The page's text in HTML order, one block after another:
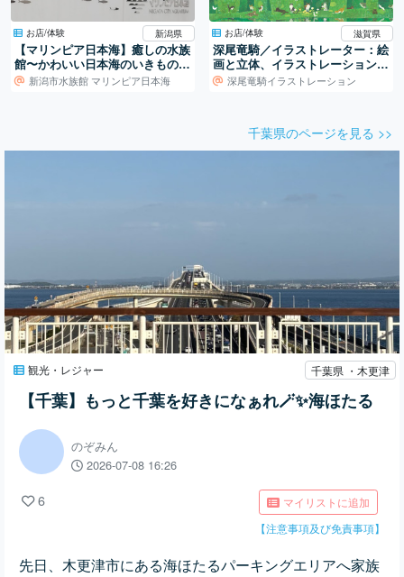
お店/体験 新潟県
【マリンピア日本海】癒しの水族
館〜かわいい日本海のいきものた
ち〜新潟市水族館 マリンピア日本海
お店/体験 滋賀県
深尾竜騎／イラストレーター：絵
画と立体、イラストレーションの
世界深尾竜騎イラストレーション
千葉県のページを見る >>
観光・レジャー 千葉県 ・木更津
【千葉】もっと千葉を好きになぁれ🪄︎︎✨海ほたる
のぞみん
2026-07-08 16:26
6
マイリストに追加
【注意事項及び免責事項】
先日、木更津市にある海ほたるパーキングエリアへ家族